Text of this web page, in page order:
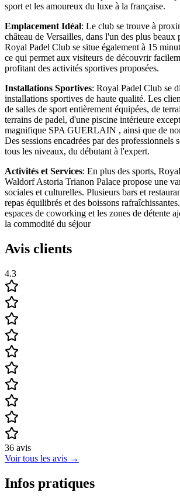
sport et les amoureux du luxe à la française.
Emplacement Idéal: Le club se trouve à
château de Versailles, dans l'un des plus beaux
Royal Padel Club se situe également à 15
ce qui permet aux visiteurs de découvrir
profitant des activités sportives proposées.
Installations Sportives: Royal Padel Club se
installations sportives de haute qualité. Les
de salles de sport entièrement équipées, de
terrains de padel, d'une piscine intérieure
magnifique SPA GUERLAIN , ainsi que de
Des sessions encadrées par des professionnels
tous les niveaux, du débutant à l'expert.
Activités et Services: En plus des sports,
Waldorf Astoria Trianon Palace propose une
sociales et culturelles. Plusieurs bars et
repas équilibrés et des boissons
espaces de coworking et les zones de détente
la commodité du séjour
Avis clients
4.3
36 avis
Voir tous les avis →
Infos pratiques